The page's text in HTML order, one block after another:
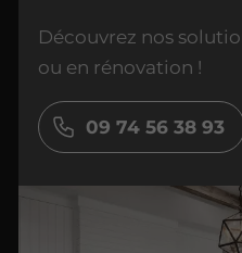
Découvrez nos
ou en rénovation !
09 74 56 38 93